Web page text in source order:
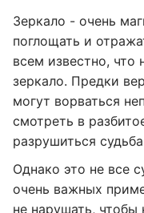
Зеркало - очень
поглощать и
всем известно, что
зеркало. Предки
могут ворваться
смотреть в
разрушиться
Однако это не все
очень важных
не нарушать, чтобы